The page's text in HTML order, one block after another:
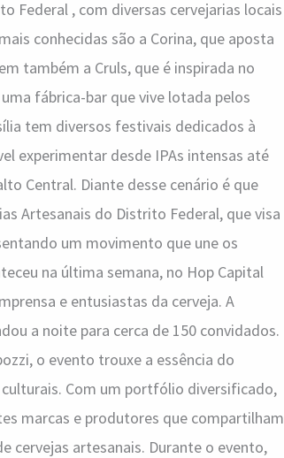
Federal , com diversas cervejarias locais
conhecidas são a Corina, que aposta
também a Cruls, que é inspirada no
fábrica-bar que vive lotada pelos
tem diversos festivais dedicados à
experimentar desde IPAs intensas até
Central. Diante desse cenário é que
Artesanais do Distrito Federal, que visa
um movimento que une os
na última semana, no Hop Capital
e entusiastas da cerveja. A
a noite para cerca de 150 convidados.
o evento trouxe a essência do
Com um portfólio diversificado,
marcas e produtores que compartilham
cervejas artesanais. Durante o evento,